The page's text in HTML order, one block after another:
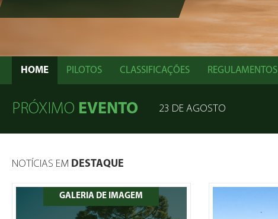
HOME PILOTOS CLASSIFICAÇÕES REGULAMENTOS
PRÓXIMO EVENTO 23 DE AGOSTO
NOTÍCIAS EM DESTAQUE
GALERIA DE IMAGEM